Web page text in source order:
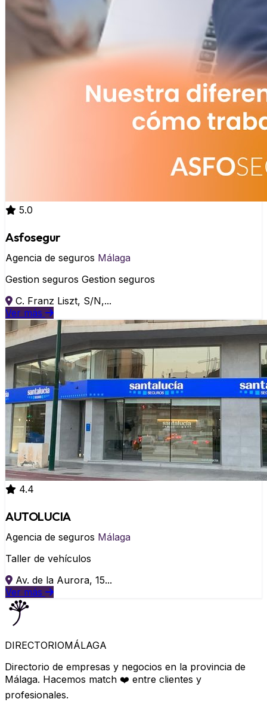
5.0
Asfosegur
Agencia de seguros Málaga
Gestion seguros Gestion seguros
C. Franz Liszt, S/N,...
Ver más
4.4
AUTOLUCIA
Agencia de seguros Málaga
Taller de vehículos
Av. de la Aurora, 15...
Ver más
DIRECTORIOMÁLAGA
Directorio de empresas y negocios en la provincia de
Málaga. Hacemos match ❤️ entre clientes y
profesionales.